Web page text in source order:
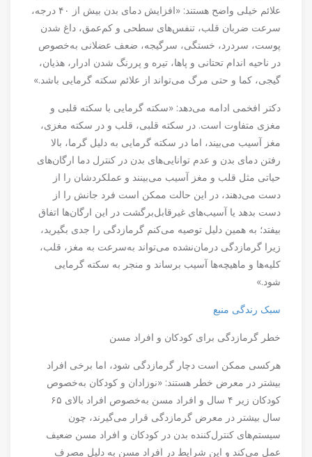
علائم خیلی واضح هستند: «افزایش دمای بدن بیش از ۴۰ درجه،
سرعت ضربان قلب، تنفس‌های سطحی و کم‌عمق، داغ شدن
پوست، سردرد، خستگی، سرگیجه، ضعف عضلانی به‌خصوص
در ناحیه اندام تحتانی و پاها، تیره و پررنگ شدن ادرار، هذیان،
گیجی، کما و حتی مرگ می‌تواند از علائم سکته گرمایی باشد.»
دکتر افخمی ادامه می‌دهد: «سکته گرمایی با سکته قلبی و
مغزی متفاوت است. در سکته قلبی، قلب و در سکته مغزی،
مغز آسیب می‌بیند، اما در سکته گرمایی به دلیل گرما، بالا
رفتن دمای بدن و عدم توانایی‌های بدن در کنترل دما ارگان‌های
حیاتی مثل قلب و مغز آسیب می‌بینند و عملکردشان را از
دست می‌دهند، در این حالت ممکن است فرد جانش را از
دست بدهد یا آسیب‌های غیرقابل‌برگشت در این ارگان‌ها اتفاق
بیفتد؛ به همین دلیل توصیه می‌کنم گرمازدگی را جدی بگیرید،
زیرا گرمازدگی درمان‌نشده می‌تواند به‌سرعت به مغز، قلب،
کلیه‌ها و ماهیچه‌ها آسیب برساند و منجر به سکته گرمایی
شود.»
سبک رندگی منبع
خطر گرمازدگی برای کودکان و افراد مسن
هرکسی ممکن است دچار گرمازدگی شود، اما برخی افراد
بیشتر در معرض خطر هستند: «نوزادان و کودکان به‌خصوص
کودکان زیر ۴ سال و افراد مسن به‌خصوص افراد بالای ۶۵
سال بیشتر در معرض گرمازدگی قرار می‌گیرند، چون
سیستم‌های کنترل‌کننده بدن در کودکان و افراد مسن ضعیف
عمل می‌کند و این شرایط در افراد مسن به دلیل مصرف